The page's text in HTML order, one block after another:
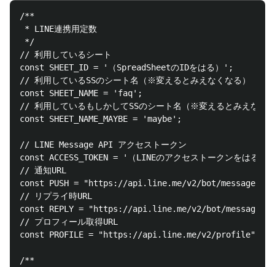
/**
* LINE連携用定数
*/
// 利用しているシート
const SHEET_ID = '（SpreadSheetのIDをはる）';
// 利用しているSSのシート名（※変えるとみえなくなる）
const SHEET_NAME = 'faq';
// 利用しているもしかしてSSのシート名（※変えるとみえなく
const SHEET_NAME_MAYBE = 'maybe';
// LINE Message API アクセストークン
const ACCESS_TOKEN = '（LINEのアクセストークンをはる）
// 通知URL
const PUSH = "https://api.line.me/v2/bot/message/
// リプライ時URL
const REPLY = "https://api.line.me/v2/bot/message/
// プロフィール取得URL
const PROFILE = "https://api.line.me/v2/profile";
/**